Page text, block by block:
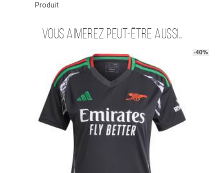
Produit
Vous aimerez peut-être aussi…
-40%